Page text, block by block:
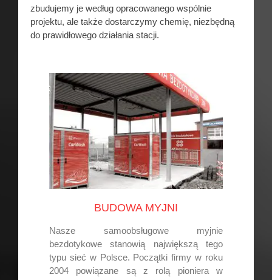
zbudujemy je według opracowanego wspólnie
projektu, ale także dostarczymy chemię, niezbędną
do prawidłowego działania stacji.
BUDOWA MYJNI
Nasze samoobsługowe myjnie
bezdotykowe stanowią największą tego
typu sieć w Polsce. Początki firmy w roku
2004 powiązane są z rolą pioniera w